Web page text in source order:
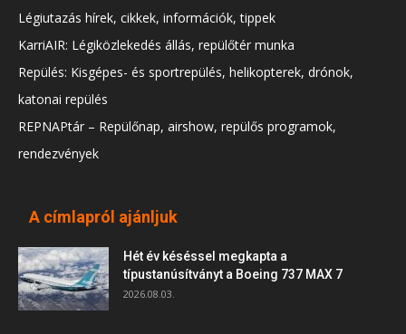
Légiutazás hírek, cikkek, információk, tippek
KarriAIR: Légiközlekedés állás, repülőtér munka
Repülés: Kisgépes- és sportrepülés, helikopterek, drónok,
katonai repülés
REPNAPtár – Repülőnap, airshow, repülős programok,
rendezvények
A címlapról ajánljuk
Hét év késéssel megkapta a
típustanúsítványt a Boeing 737 MAX 7
2026.08.03.